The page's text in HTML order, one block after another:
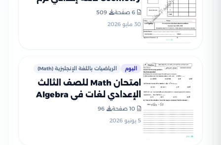
ثاني 2026 محافظة
الإسكندرية PDF
6 صفحة
509
30 مايو 2026
اليوم الرياضيات باللغة الإنجليزية (Math)
امتحان Math للصف الثالث
الإعدادي لغات في Algebra
ترم ثاني 2026
10 صفحة
96
5 يونيو 2026